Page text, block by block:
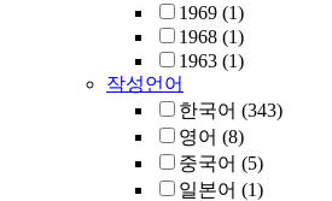
1969 (1)
1968 (1)
1963 (1)
작성언어
한국어 (343)
영어 (8)
중국어 (5)
일본어 (1)